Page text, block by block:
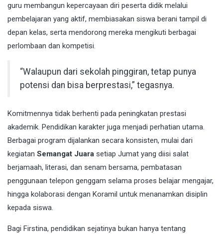
guru membangun kepercayaan diri peserta didik melalui
pembelajaran yang aktif, membiasakan siswa berani tampil di
depan kelas, serta mendorong mereka mengikuti berbagai
perlombaan dan kompetisi.
“Walaupun dari sekolah pinggiran, tetap punya
potensi dan bisa berprestasi,” tegasnya.
Komitmennya tidak berhenti pada peningkatan prestasi
akademik. Pendidikan karakter juga menjadi perhatian utama.
Berbagai program dijalankan secara konsisten, mulai dari
kegiatan Semangat Juara setiap Jumat yang diisi salat
berjamaah, literasi, dan senam bersama, pembatasan
penggunaan telepon genggam selama proses belajar mengajar,
hingga kolaborasi dengan Koramil untuk menanamkan disiplin
kepada siswa.
Bagi Firstina, pendidikan sejatinya bukan hanya tentang